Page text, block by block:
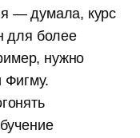
— думала, курс
для более
нужно
Фигму.